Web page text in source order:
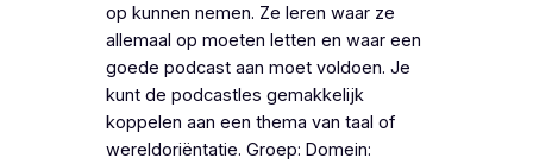
op kunnen nemen. Ze leren waar ze
allemaal op moeten letten en waar een
goede podcast aan moet voldoen. Je
kunt de podcastles gemakkelijk
koppelen aan een thema van taal of
wereldoriëntatie. Groep: Domein: